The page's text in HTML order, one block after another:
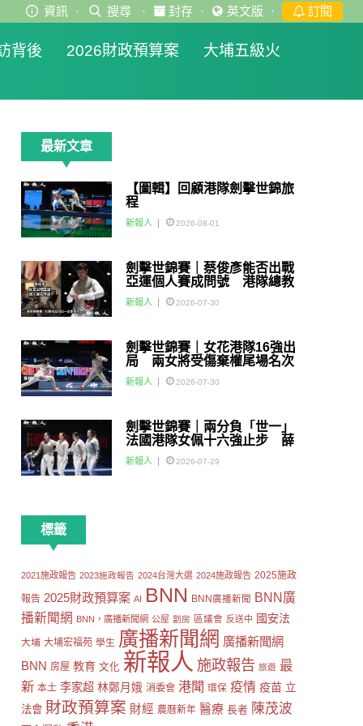
資訊 · 搜尋 · 封存 · 英文版 · 訂閱
背後 2026財政預算案
大埔五級火
最新文章
【圖輯】回顧港隊劍擊世錦旅
程
新報人 2026-08-01
劍擊世錦賽｜蔡俊彥能否出戰
亞運個人賽成問號 港隊總教
練：如醫生話可以一定會用佢
新報人 2026-07-30
劍擊世錦賽｜女花港隊16強出
局 兩女將受傷棄權尾場名次
賽
新報人 2026-07-30
劍擊世錦賽｜兩分負「世一」
法國港隊女佩十六強止步 薛
雅齊：我好有信心我哋可以做
到世界級嘅Team
新報人 2026-07-29
標籤
2021施政報告 2023施政報告 2024台灣大選 2024施政報告 2025施政
報告 2025財政預算案 AI BNN BNN廣播新聞
BNN廣
播新聞網 BNN，廣播新聞網 公屋 劏房 區議會 反送中 國安法
大埔 大埔宏福苑 學生 廣播新聞網 廣播新聞網
BNN 房屋 教育 文化 新報人 施政報告 旅遊 最
新 本土 李家超 林鄭月娥 消委會 港聞 環保 疫情 疫苗 立
法會 財政預算案 財經 農曆新年 醫療 長者 陳茂波